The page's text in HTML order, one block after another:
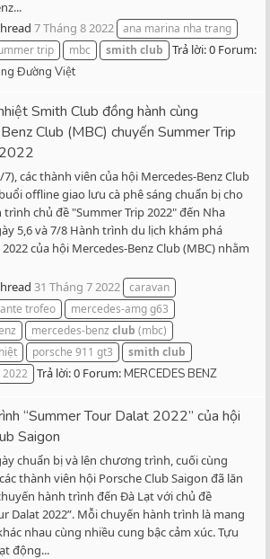
7 Tháng 8 2022 ana marina nha trang
trip
mbc smith club Trả lời: 0 Forum:
Đường Việt
Smith Club đồng hành cùng
Club (MBC) chuyến Summer Trip
7), các thành viên của hội Mercedes-Benz Club
offline giao lưu cà phê sáng chuẩn bị cho
chủ đề "Summer Trip 2022" đến Nha
5,6 và 7/8 Hành trình du lịch khám phá
của hội Mercedes-Benz Club (MBC) nhằm
31 Tháng 7 2022 caravan
trofeo
mercedes-amg g63
mercedes-benz club (mbc)
porsche 911 gt3 smith club
Trả lời: 0 Forum:MERCEDES BENZ
“Summer Tour Dalat 2022” của hội
Saigon
chuẩn bị và lên chương trình, cuối cùng
thành viên hội Porsche Club Saigon đã lăn
hành trình đến Đà Lạt với chủ đề
Dalat 2022”. Mỗi chuyến hành trình là mang
nhau cùng nhiều cung bậc cảm xúc. Tựu
động...